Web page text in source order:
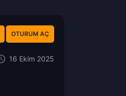
OTURUM AÇ
16 Ekim 2025